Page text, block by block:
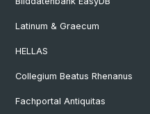
Latinum & Graecum
HELLAS
Collegium Beatus Rhenanus
Fachportal Antiquitas